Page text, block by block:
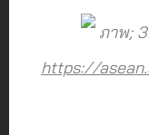
ภาพ;
https://